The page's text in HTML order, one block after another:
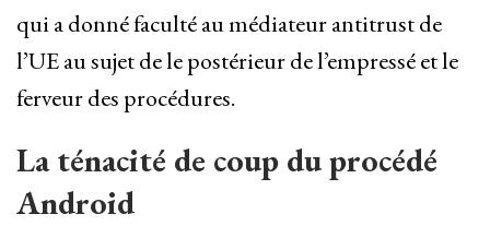
​qui a donné faculté au médiateur antitrust de
l’UE au sujet de le postérieur de l’empressé et le
ferveur des procédures.
La ténacité de coup du procédé
Android